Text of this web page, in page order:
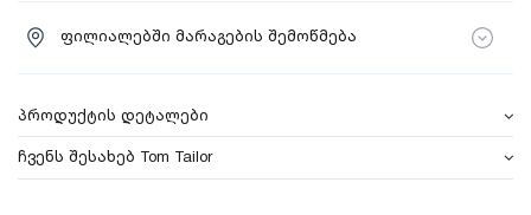
ფილიალებში მარაგების შემოწმება
პროდუქტის დეტალები
ჩვენს შესახებ Tom Tailor